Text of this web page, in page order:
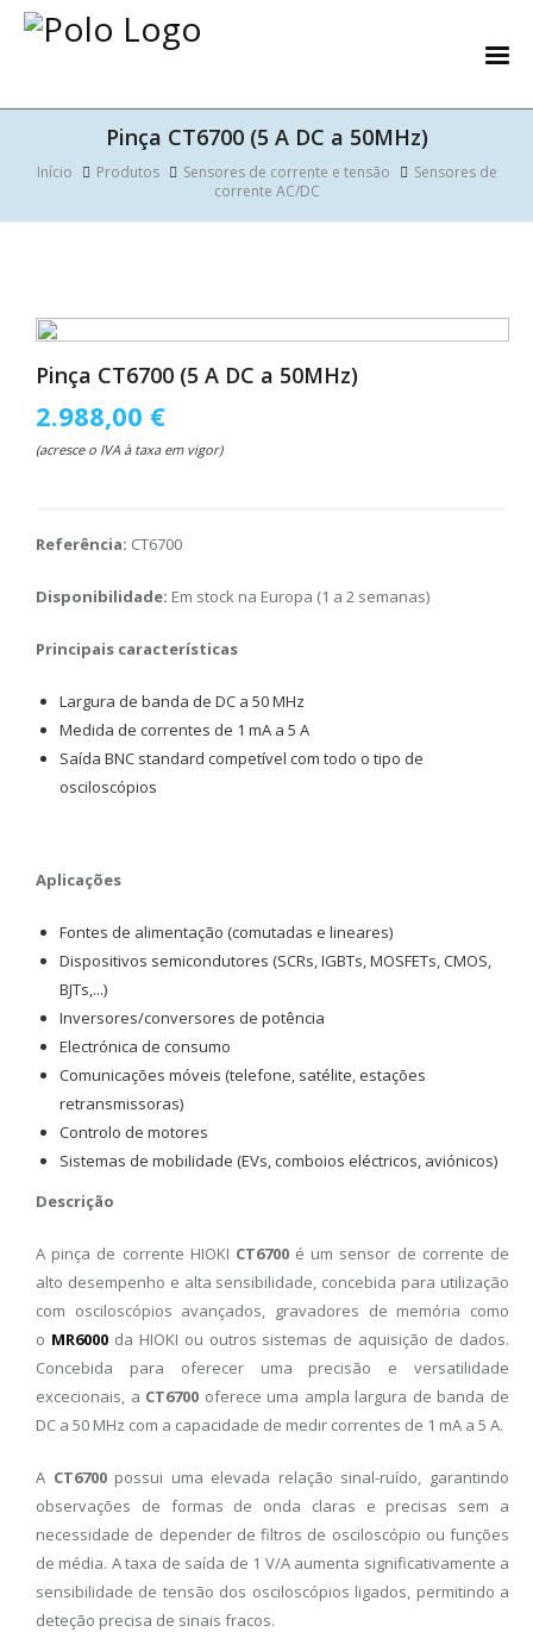
Pinça CT6700 (5 A DC a 50MHz)
Início Produtos Sensores de corrente e tensão
Sensores de
corrente AC/DC
Pinça CT6700 (5 A DC a 50MHz)
2.988,00 €
(acresce o IVA à taxa em vigor)
Referência: CT6700
Disponibilidade: Em stock na Europa (1 a 2 semanas)
Principais características
Largura de banda de DC a 50 MHz
Medida de correntes de 1 mA a 5 A
Saída BNC standard competível com todo o tipo de
osciloscópios
Aplicações
Fontes de alimentação (comutadas e lineares)
Dispositivos semicondutores (SCRs, IGBTs, MOSFETs, CMOS,
BJTs,...)
Inversores/conversores de potência
Electrónica de consumo
Comunicações móveis (telefone, satélite, estações
retransmissoras)
Controlo de motores
Sistemas de mobilidade (EVs, comboios eléctricos, aviónicos)
Descrição
A pinça de corrente HIOKI CT6700é um sensor de corrente de
alto desempenho e alta sensibilidade, concebida para utilização
com osciloscópios avançados, gravadores de memória como
o MR6000da HIOKI ou outros sistemas de aquisição de dados.
Concebida para oferecer uma precisão e versatilidade
excecionais, a CT6700 oferece uma ampla largura de banda de
DC a 50 MHz com a capacidade de medir correntes de 1 mA a 5 A.
A CT6700possui uma elevada relação sinal-ruído, garantindo
observações de formas de onda claras e precisas sem a
necessidade de depender de filtros de osciloscópio ou funções
de média. A taxa de saída de 1 V/A aumenta significativamente a
sensibilidade de tensão dos osciloscópios ligados, permitindo a
deteção precisa de sinais fracos.